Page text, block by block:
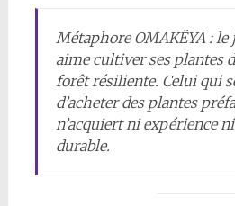
Métaphore OMAKËYA :
aime cultiver ses plantes
forêt résiliente. Celui qui
d’acheter des plantes
n’acquiert ni expérience
durable.